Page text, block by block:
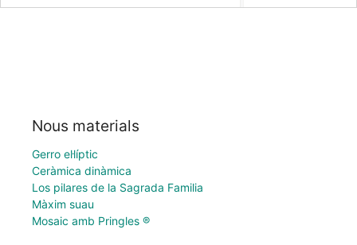
Nous materials
Gerro el·líptic
Ceràmica dinàmica
Los pilares de la Sagrada Familia
Màxim suau
Mosaic amb Pringles ®